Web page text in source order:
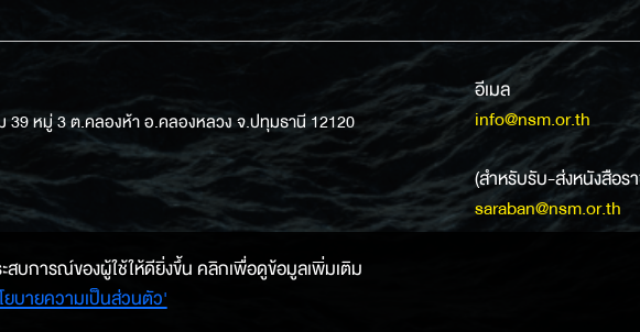
39 หมู่ 3 ต.คลองห้า อ.คลองหลวง จ.ปทุมธานี 12120
อีเมล
info@nsm.or.th
(สำหรับรับ-ส่งหนังสือร
saraban@nsm.or.th
สบการณ์ของผู้ใช้ให้ดียิ่งขึ้น คลิกเพื่อดูข้อมูลเพิ่มเติม
ยบายความเป็นส่วนตัว'